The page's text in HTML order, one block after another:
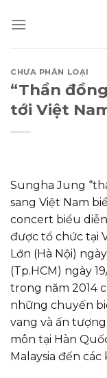
to
content
CHƯA PHÂN LOẠI
“Thần
tới Việt
Sungha Jung
sang Việt Nam
concert biểu
được tổ chức tại
Lớn (Hà Nội)
(Tp.HCM) ngày
trong năm 2014
những chuyến
vang và ấn
môn tại Hàn
Malaysia đến các